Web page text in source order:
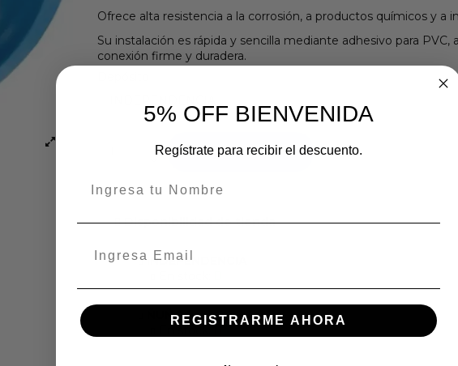
Ofrece alta resistencia a la corrosión, a productos químicos y a
Su instalación es rápida y sencilla mediante adhesivo para PVC,
conexión firme y duradera.
Añadir al carrito
Disponibilidad de tienda
INDEPENDENCIA
ÑUÑOA
5% OFF BIENVENIDA
Regístrate para recibir el descuento.
REGISTRARME AHORA